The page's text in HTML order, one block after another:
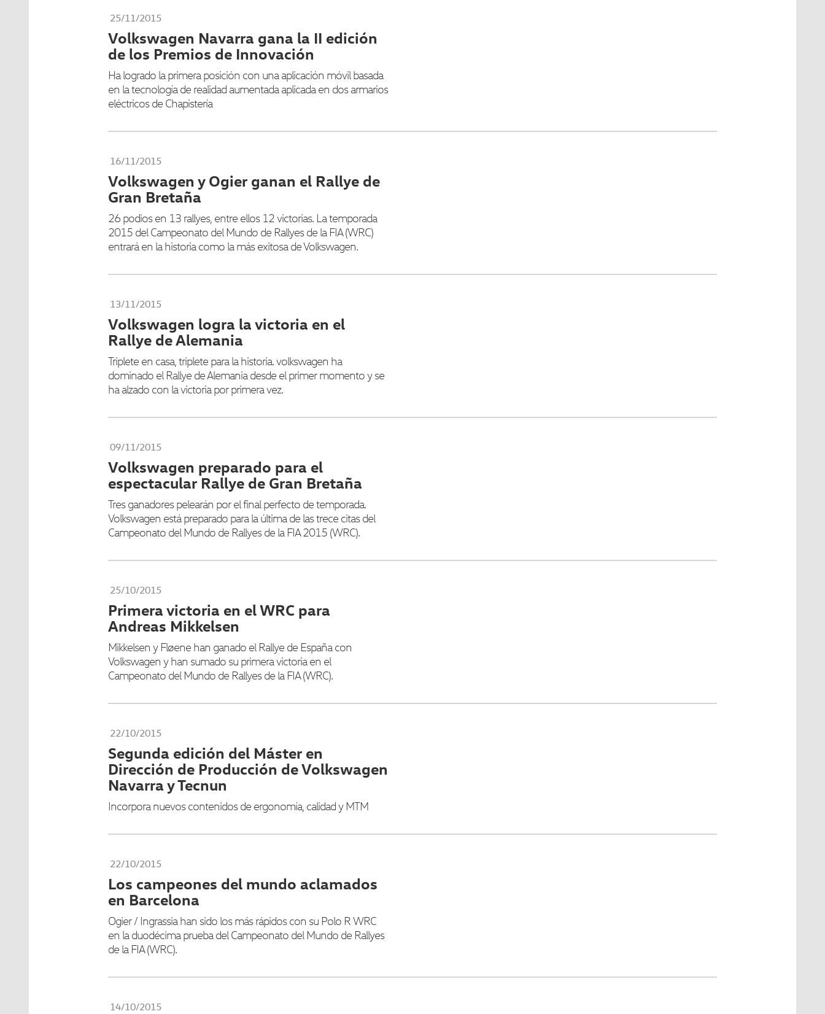
25/11/2015
Volkswagen Navarra gana la II edición
de los Premios de Innovación
Ha logrado la primera posición con una aplicación móvil basada
en la tecnología de realidad aumentada aplicada en dos armarios
eléctricos de Chapistería
16/11/2015
Volkswagen y Ogier ganan el Rallye de
Gran Bretaña
26 podios en 13 rallyes, entre ellos 12 victorias. La temporada
2015 del Campeonato del Mundo de Rallyes de la FIA (WRC)
entrará en la historia como la más exitosa de Volkswagen.
13/11/2015
Volkswagen logra la victoria en el
Rallye de Alemania
Triplete en casa, triplete para la historia. volkswagen ha
dominado el Rallye de Alemania desde el primer momento y se
ha alzado con la victoria por primera vez.
09/11/2015
Volkswagen preparado para el
espectacular Rallye de Gran Bretaña
Tres ganadores pelearán por el final perfecto de temporada.
Volkswagen está preparado para la última de las trece citas del
Campeonato del Mundo de Rallyes de la FIA 2015 (WRC).
25/10/2015
Primera victoria en el WRC para
Andreas Mikkelsen
Mikkelsen y Fløene han ganado el Rallye de España con
Volkswagen y han sumado su primera victoria en el
Campeonato del Mundo de Rallyes de la FIA (WRC).
22/10/2015
Segunda edición del Máster en
Dirección de Producción de Volkswagen
Navarra y Tecnun
Incorpora nuevos contenidos de ergonomía, calidad y MTM
22/10/2015
Los campeones del mundo aclamados
en Barcelona
Ogier / Ingrassia han sido los más rápidos con su Polo R WRC
en la duodécima prueba del Campeonato del Mundo de Rallyes
de la FIA (WRC).
14/10/2015